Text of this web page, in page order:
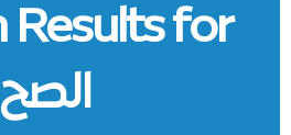
الصح